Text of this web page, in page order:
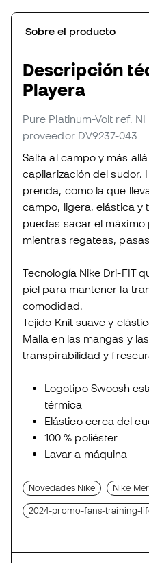
Sobre el producto
Descripción
Playera
Pure Platinum-Volt ref.
proveedor DV9237-043
Salta al campo y más
capilarización del sudor.
prenda, como la que
campo, ligera, elástica y
puedas sacar el
mientras regateas,
Tecnología Nike Dri-FIT
piel para mantener la
comodidad.
Tejido Knit suave y
Malla en las mangas y
transpirabilidad y
Logotipo Swoosh
térmica
Elástico cerca del
100 % poliéster
Lavar a máquina
Novedades Nike Nike
2024-promo-fans-training-